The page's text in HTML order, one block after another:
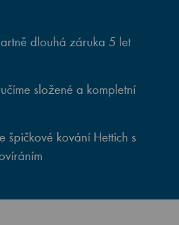
dlouhá záruka 5 let
složené a kompletní
špičkové kování Hettich s